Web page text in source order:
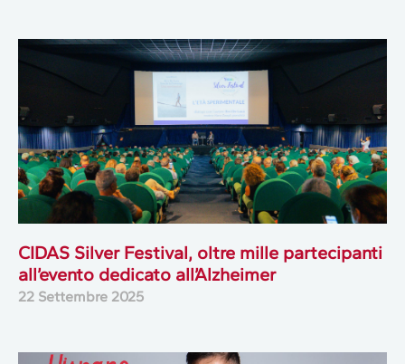
CIDAS Silver Festival, oltre mille partecipanti
all’evento dedicato all’Alzheimer
22 Settembre 2025